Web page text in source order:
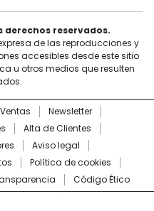
derechos reservados.
de las reproducciones y
accesibles desde este sitio
u otros medios que resulten
Newsletter
Alta de Clientes
Aviso legal
Política de cookies
Código Ético